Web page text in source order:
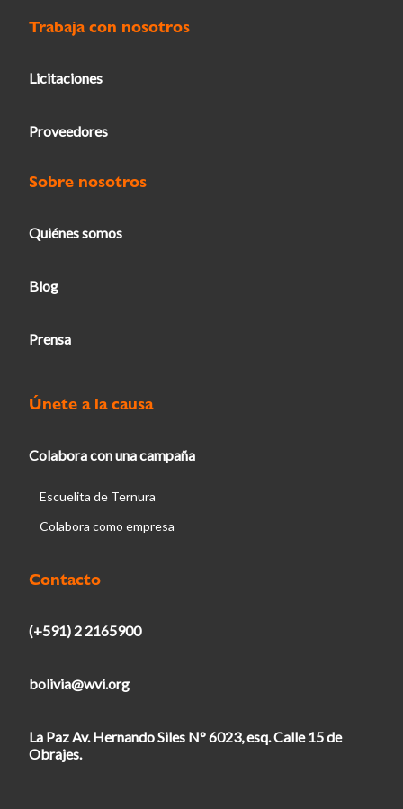
Trabaja con nosotros
Licitaciones
Proveedores
Sobre nosotros
Quiénes somos
Blog
Prensa
Únete a la causa
Colabora con una campaña
Escuelita de Ternura
Colabora como empresa
Contacto
(+591) 2 2165900
bolivia@wvi.org
La Paz Av. Hernando Siles N° 6023, esq. Calle 15 de
Obrajes.